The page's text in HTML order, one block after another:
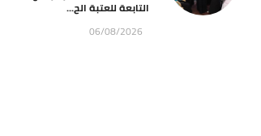
التابعة للعتبة الح...
06/08/2026